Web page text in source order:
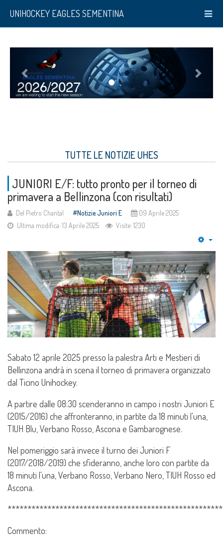
UNIHOCKEY EAGLES SEMENTINA
TUTTE LE NOTIZIE UHES
JUNIORI E/F: tutto pronto per il torneo di
primavera a Bellinzona (con risultati)
Del Pietro Chantal Notizie Juniori E
09 Aprile 2025
Ultima modifica: 13 Aprile 2025
Visite: 1230
Sabato 12 aprile 2025 presso la palestra Arti e Mestieri di
Bellinzona andrà in scena il torneo di primavera organizzato
dal Ticino Unihockey.
A partire dalle 08:30 scenderanno in campo i nostri Juniori E
(2015/2016) che affronteranno, in partite da 18 minuti l'una,
TIUH Blu, Verbano Rosso, Ascona e Gambarognese.
Nel pomeriggio sarà invece il turno dei Juniori F
(2017/2018/2019) che sfideranno, anche loro con partite da
18 minuti l'una, Verbano Rosso, Verbano Nero, TIUH Rosso ed
Ascona.
Commento: